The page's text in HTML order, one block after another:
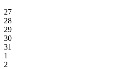
27
28
29
30
31
1
2